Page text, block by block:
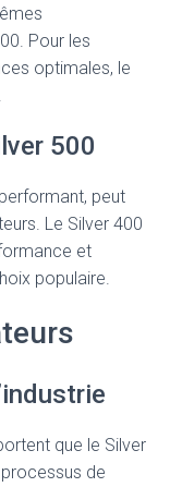
Pour les
optimales, le
500
peut
Le Silver 400
et
populaire.
que le Silver
de